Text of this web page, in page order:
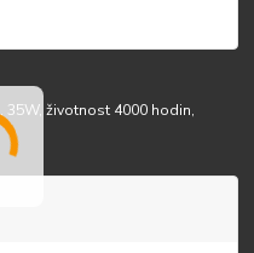
35W, životnost 4000 hodin,